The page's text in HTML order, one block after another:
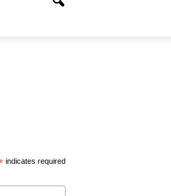
indicates required